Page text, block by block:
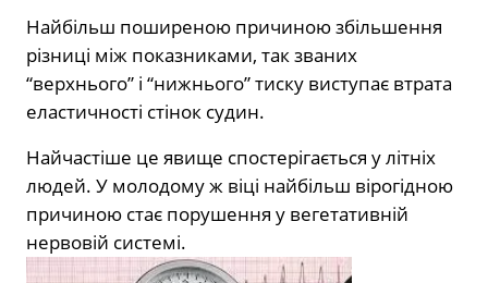
Найбільш поширеною причиною збільшення
різниці між показниками, так званих
“верхнього” і “нижнього” тиску виступає втрата
еластичності стінок судин.
Найчастіше це явище спостерігається у літніх
людей. У молодому ж віці найбільш вірогідною
причиною стає порушення у вегетативній
нервовій системі.